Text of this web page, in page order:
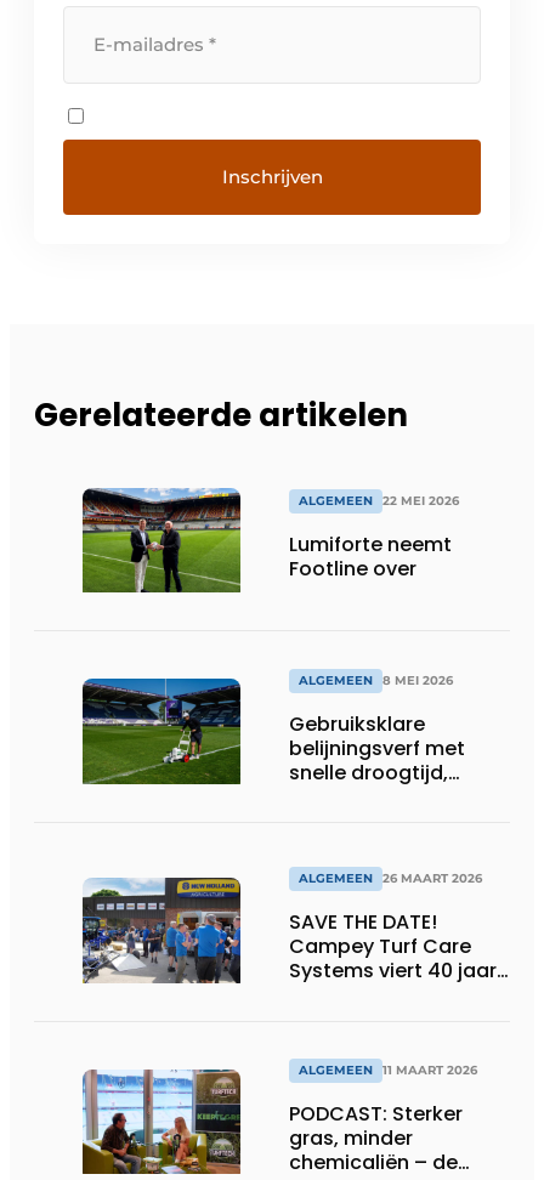
Gerelateerde artikelen
ALGEMEEN 22 MEI 2026
Lumiforte neemt
Footline over
ALGEMEEN 8 MEI 2026
Gebruiksklare
belijningsverf met
snelle droogtijd,
ALGEMEEN 26 MAART 2026
SAVE THE DATE!
Campey Turf Care
Systems viert 40 jaar
ALGEMEEN 11 MAART 2026
PODCAST: Sterker
gras, minder
chemicaliën – de